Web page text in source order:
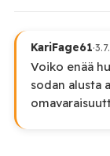
KariFage61·
Voiko enää
sodan alusta